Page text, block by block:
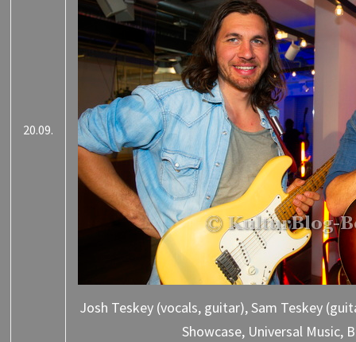
20.09.
Josh Teskey (vocals, guitar), Sam Teskey
Showcase, Universal Music,